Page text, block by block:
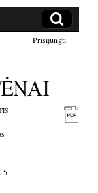
Prisijungti
5